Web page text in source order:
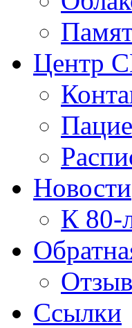
Центр
Новости
К 80-
Ссылки